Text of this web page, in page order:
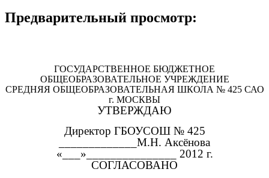
Предварительный просмотр:
ГОСУДАРСТВЕННОЕ БЮДЖЕТНОЕ
ОБЩЕОБРАЗОВАТЕЛЬНОЕ УЧРЕЖДЕНИЕ
СРЕДНЯЯ ОБЩЕОБРАЗОВАТЕЛЬНАЯ ШКОЛА № 425 САО
г. МОСКВЫ
УТВЕРЖДАЮ
Директор ГБОУСОШ № 425
_____________М.Н. Аксёнова
«___»_______________ 2012 г.
СОГЛАСОВАНО